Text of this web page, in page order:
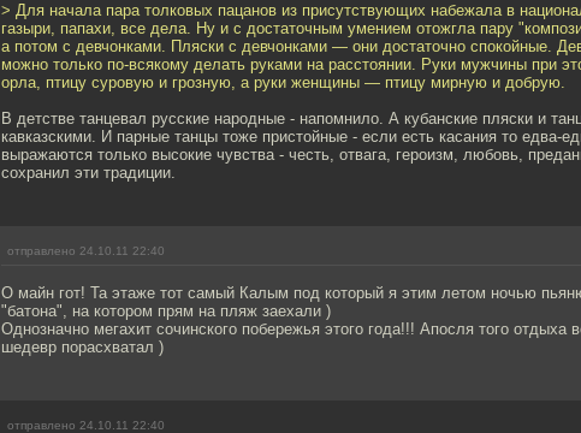
> Для начала пара толковых пацанов из присутствующих набежала в
газыри, папахи, все дела. Ну и с достаточным умением отожгла пару
а потом с девчонками. Пляски с девчонками — они достаточно спокойные.
можно только по-всякому делать руками на расстоянии. Руки мужчины при
орла, птицу суровую и грозную, а руки женщины — птицу мирную и добрую.
В детстве танцевал русские народные - напомнило. А кубанские пляски и
кавказскими. И парные танцы тоже пристойные - если есть касания то едва-
выражаются только высокие чувства - честь, отвага, героизм, любовь,
сохранил эти традиции.
отправлено 24.10.11 22:40
О майн гот! Та этаже тот самый Калым под который я этим летом ночью
"батона", на котором прям на пляж заехали )
Однозначно мегахит сочинского побережья этого года!!! Апосля того отдыха
шедевр порасхватал )
отправлено 24.10.11 22:40